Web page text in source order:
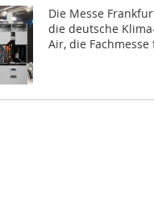
Die Messe
die deutsche
Air, die